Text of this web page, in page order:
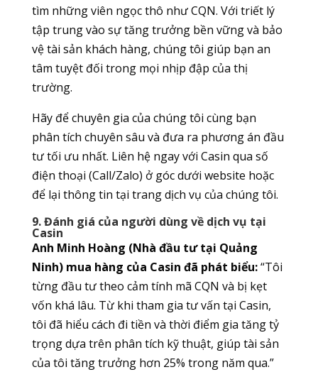
tìm những viên ngọc thô như CQN. Với triết lý
tập trung vào sự tăng trưởng bền vững và bảo
vệ tài sản khách hàng, chúng tôi giúp bạn an
tâm tuyệt đối trong mọi nhịp đập của thị
trường.
Hãy để chuyên gia của chúng tôi cùng bạn
phân tích chuyên sâu và đưa ra phương án đầu
tư tối ưu nhất. Liên hệ ngay với Casin qua số
điện thoại (Call/Zalo) ở góc dưới website hoặc
để lại thông tin tại trang dịch vụ của chúng tôi.
9. Đánh giá của người dùng về dịch vụ tại
Casin
Anh Minh Hoàng (Nhà đầu tư tại Quảng
Ninh) mua hàng của Casin đã phát biểu:“Tôi
từng đầu tư theo cảm tính mã CQN và bị kẹt
vốn khá lâu. Từ khi tham gia tư vấn tại Casin,
tôi đã hiểu cách đi tiền và thời điểm gia tăng tỷ
trọng dựa trên phân tích kỹ thuật, giúp tài sản
của tôi tăng trưởng hơn 25% trong năm qua.”